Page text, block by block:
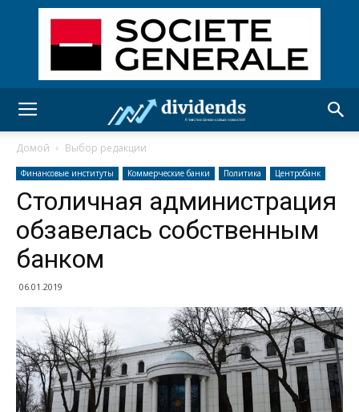
Домой Выбор редакции
Финансовые институты Коммерческие банки Политика Центробанк
Столичная администрация
обзавелась собственным
банком
06.01.2019